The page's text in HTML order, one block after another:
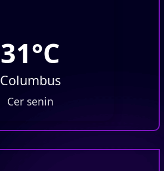
31°C
Columbus
Cer senin